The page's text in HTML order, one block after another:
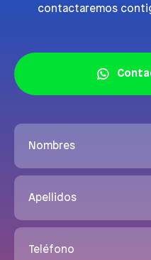
contactaremos
Nombres
Apellidos
Teléfono